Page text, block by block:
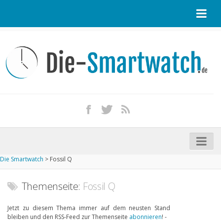
Kontakt / Tipp geben
Impressum
iPhone kaufen
Startseite
Aktuelle Smartwatches im Test
Die Smartwatch > Fossil Q
Themenseite: Fossil Q
Jetzt zu diesem Thema immer auf dem neusten Stand
bleiben und den RSS-Feed zur Themenseite abonnieren! -